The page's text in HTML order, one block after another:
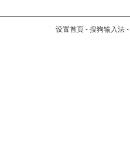
设置首页 - 搜狗输入法 -